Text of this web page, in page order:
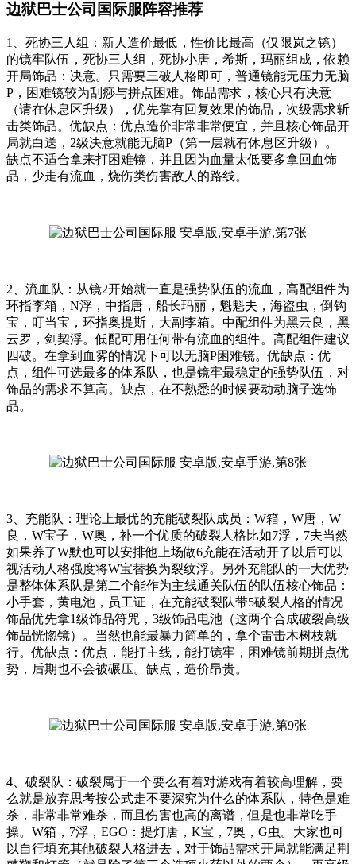
边狱巴士公司国际服阵容推荐
1、死协三人组：新人造价最低，性价比最高（仅限岚之镜）
的镜牢队伍，死协三人组，死协小唐，希斯，玛丽组成，依赖
开局饰品：决意。只需要三破人格即可，普通镜能无压力无脑
P，困难镜较为刮痧与拼点困难。饰品需求，核心只有决意
（请在休息区升级），优先掌有回复效果的饰品，次级需求斩
击类饰品。优缺点：优点造价非常非常便宜，并且核心饰品开
局就白送，2级决意就能无脑P（第一层就有休息区升级）。
缺点不适合拿来打困难镜，并且因为血量太低要多拿回血饰
品，少走有流血，烧伤类伤害敌人的路线。
2、流血队：从镜2开始就一直是强势队伍的流血，高配组件为
环指李箱，N浮，中指唐，船长玛丽，魁魁夫，海盗虫，倒钩
宝，叮当宝，环指奥提斯，大副李箱。中配组件为黑云良，黑
云罗，剑契浮。低配可用任何带有流血的组件。高配组件建议
四破。在拿到血雾的情况下可以无脑P困难镜。优缺点：优
点，组件可选最多的体系队，也是镜牢最稳定的强势队伍，对
饰品的需求不算高。缺点，在不熟悉的时候要动动脑子选饰
品。
3、充能队：理论上最优的充能破裂队成员：W箱，W唐，W
良，W宝子，W奥，补一个优质的破裂人格比如7浮，7夫当然
如果养了W默也可以安排他上场做6充能在活动开了以后可以
视活动人格强度将W宝替换为裂纹浮。另外充能队的一大优势
是整体体系队是第二个能作为主线通关队伍的队伍核心饰品：
小手套，黄电池，员工证，在充能破裂队带5破裂人格的情况
饰品优先拿1级饰品符咒，3级饰品电池（这两个合成破裂高级
饰品恍惚镜）。当然也能最暴力简单的，拿个雷击木树枝就
行。优缺点：优点，能打主线，能打镜牢，困难镜前期拼点优
势，后期也不会被碾压。缺点，造价昂贵。
4、破裂队：破裂属于一个要么有着对游戏有着较高理解，要
么就是放弃思考按公式走不要深究为什么的体系队，特色是难
杀，非常非常难杀，而且伤害也高的离谱，但是也非常吃手
操。W箱，7浮，EGO：提灯唐，K宝，7奥，G虫。大家也可
以自行填充其他破裂人格进去，对于饰品需求开局就能满足荆